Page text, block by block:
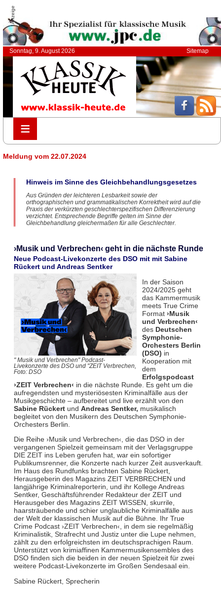
Anzeige
Sonntag, 9. August 2026 Sitemap
≡
≡
Meldung vom 22.07.2024
Hinweis im Sinne des Gleichbehandlungsgesetzes
Aus Gründen der leichteren Lesbarkeit sowie der
orthographischen und grammatikalischen Korrektheit wird auf die
Praxis der verkürzten geschlechterspezifischen Differenzierung
verzichtet. Entsprechende Begriffe gelten im Sinne der
Gleichbehandlung gleichermaßen für alle Geschlechter.
›Musik und Verbrechen‹ geht in die nächste Runde
Neue Podcast-Livekonzerte des DSO mit mit Sabine
Rückert und Andreas Sentker
" Musik und Verbrechen" Podcast-
Livekonzerte des DSO und "ZEIT Verbrechen,
Foto: DSO
In der Saison
2024/2025 geht
das Kammermusik
meets True Crime
Format ›Musik
und Verbrechen‹
des Deutschen
Symphonie-
Orchesters Berlin
(DSO) in
Kooperation mit
dem
Erfolgspodcast
›ZEIT Verbrechen‹ in die nächste Runde. Es geht um die
aufregendsten und mysteriösesten Kriminalfälle aus der
Musikgeschichte – aufbereitet und live erzählt von den
Sabine Rückertund Andreas Sentker, musikalisch
begleitet von den Musikern des Deutschen Symphonie-
Orchesters Berlin.
Die Reihe ›Musik und Verbrechen‹, die das DSO in der
vergangenen Spielzeit gemeinsam mit der Verlagsgruppe
DIE ZEIT ins Leben gerufen hat, war ein sofortiger
Publikumsrenner, die Konzerte nach kurzer Zeit ausverkauft.
Im Haus des Rundfunks brachten Sabine Rückert,
Herausgeberin des Magazins ZEIT VERBRECHEN und
langjährige Kriminalreporterin, und ihr Kollege Andreas
Sentker, Geschäftsführender Redakteur der ZEIT und
Herausgeber des Magazins ZEIT WISSEN, skurrile,
haarsträubende und schier unglaubliche Kriminalfälle aus
der Welt der klassischen Musik auf die Bühne. Ihr True
Crime Podcast ›ZEIT Verbrechen‹, in dem sie regelmäßig
Kriminalistik, Strafrecht und Justiz unter die Lupe nehmen,
zählt zu den erfolgreichsten im deutschsprachigen Raum.
Unterstützt von krimiaffinen Kammermusikensembles des
DSO finden sich die beiden in der neuen Spielzeit für zwei
weitere Podcast-Livekonzerte im Großen Sendesaal ein.
Sabine Rückert, Sprecherin